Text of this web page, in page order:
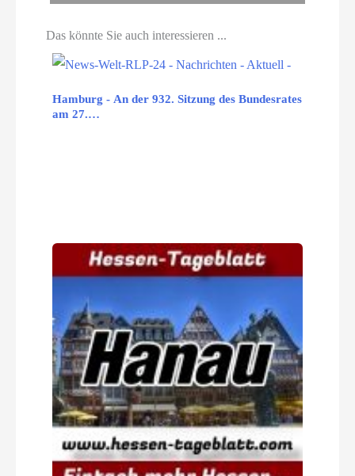
Das könnte Sie auch interessieren ...
Hamburg - An der 932. Sitzung des Bundesrates
am 27.…